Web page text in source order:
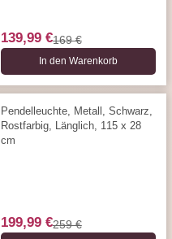
139,99 €169 €
In den Warenkorb
Pendelleuchte, Metall, Schwarz,
Rostfarbig, Länglich, 115 x 28
cm
199,99 €259 €